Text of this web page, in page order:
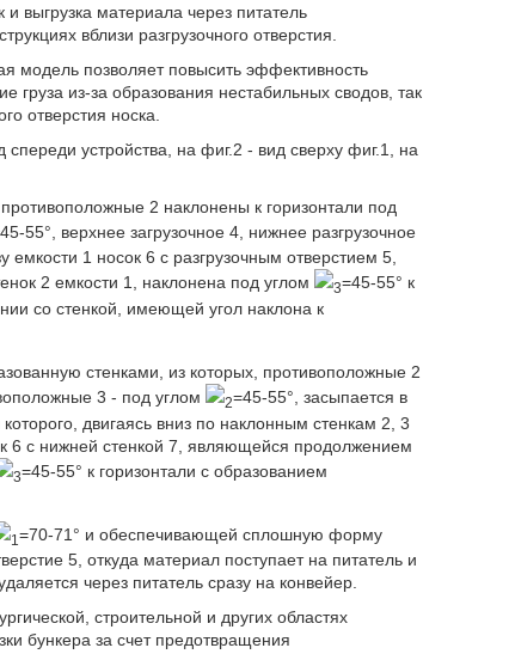
выгрузка материала через питатель
вблизи разгрузочного отверстия.
модель позволяет повысить эффективность
груза из-за образования нестабильных сводов, так
отверстия носка.
устройства, на фиг.2 - вид сверху фиг.1, на
2 наклонены к горизонтали под
55°, верхнее загрузочное 4, нижнее разгрузочное
1 носок 6 с разгрузочным отверстием 5,
2 емкости 1, наклонена под углом
3=45-55° к
со стенкой, имеющей угол наклона к
стенками, из которых, противоположные 2
3 - под углом 2=45-55°, засыпается в
двигаясь вниз по наклонным стенкам 2, 3
6 с нижней стенкой 7, являющейся продолжением
3=45-55° к горизонтали с образованием
1 =70-71° и обеспечивающей сплошную форму
5, откуда материал поступает на питатель и
через питатель сразу на конвейер.
строительной и других областях
бункера за счет предотвращения